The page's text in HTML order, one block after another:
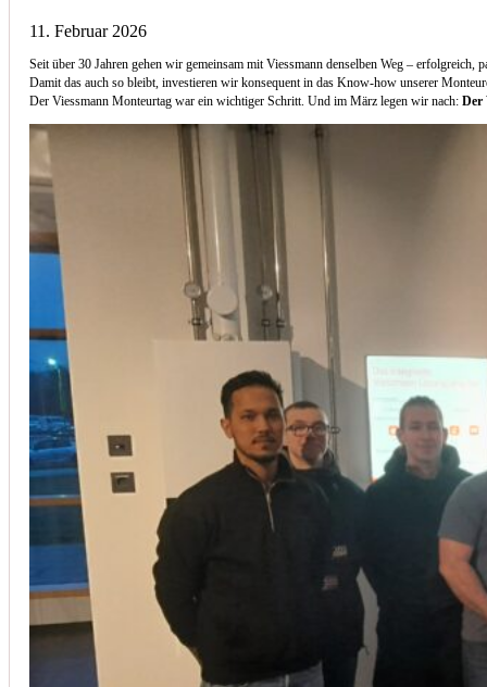
11. Februar 2026
Seit über 30 Jahren gehen wir gemeinsam mit Viessmann denselben Weg – erfolgreich,
Damit das auch so bleibt, investieren wir konsequent in das Know-how unserer
Der Viessmann Monteurtag war ein wichtiger Schritt. Und im März legen wir nach:Der
Installation von Klimaanlagen
SERVICE
Wir legen großen Wert auf Qualität und
Kundenzufriedenheit. Bei der Installation von
Klimaanlagen verwenden wir nur hochwertige
Produkte führender Hersteller und gewährleisten,
dass jede Installation nicht nur effizient, sondern
auch energieeinsparend ist.